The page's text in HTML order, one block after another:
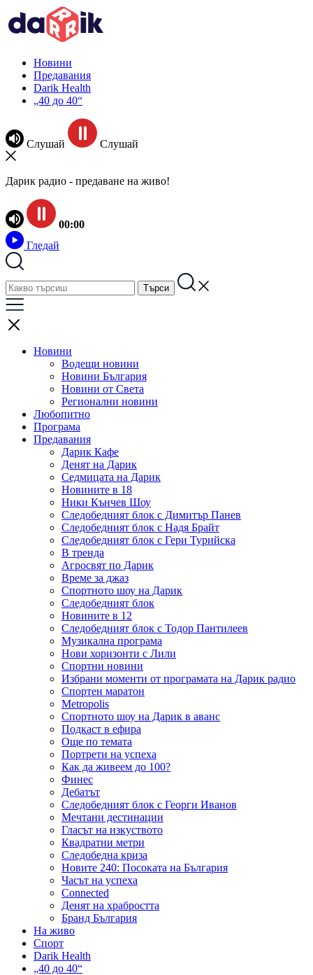
Новини
Предавания
Darik Health
„40 до 40“
Слушай Слушай
Дарик радио - предаване на живо!
00:00
Гледай
Новини
Водещи новини
Новини България
Новини от Света
Регионални новини
Любопитно
Програма
Предавания
Дарик Кафе
Денят на Дарик
Седмицата на Дарик
Новините в 18
Ники Кънчев Шоу
Следобедният блок с Димитър Панев
Следобедният блок с Надя Брайт
Следобедният блок с Гери Турийска
В тренда
Агросвят по Дарик
Време за джаз
Спортното шоу на Дарик
Следобедният блок
Новините в 12
Следобедният блок с Тодор Пантилеев
Музикална програма
Нови хоризонти с Лили
Спортни новини
Избрани моменти от програмата на Дарик радио
Спортен маратон
Metropolis
Спортното шоу на Дарик в аванс
Подкаст в ефира
Още по темата
Портрети на успеха
Как да живеем до 100?
Финес
Дебатът
Следобедният блок с Георги Иванов
Мечтани дестинации
Гласът на изкуството
Квадратни метри
Следобедна криза
Новите 240: Посоката на България
Часът на успеха
Connected
Денят на храбростта
Бранд България
На живо
Спорт
Darik Health
„40 до 40“